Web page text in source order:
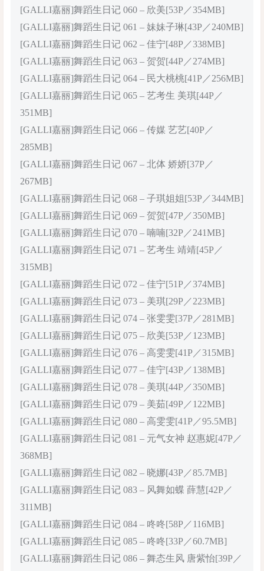
[GALLI嘉丽]舞蹈生日记 060 – 欣美[53P／354MB]
[GALLI嘉丽]舞蹈生日记 061 – 妹妹子琳[43P／240MB]
[GALLI嘉丽]舞蹈生日记 062 – 佳宁[48P／338MB]
[GALLI嘉丽]舞蹈生日记 063 – 贺贺[44P／274MB]
[GALLI嘉丽]舞蹈生日记 064 – 民大桃桃[41P／256MB]
[GALLI嘉丽]舞蹈生日记 065 – 艺考生 美琪[44P／
351MB]
[GALLI嘉丽]舞蹈生日记 066 – 传媒 艺艺[40P／
285MB]
[GALLI嘉丽]舞蹈生日记 067 – 北体 娇娇[37P／
267MB]
[GALLI嘉丽]舞蹈生日记 068 – 子琪姐姐[53P／344MB]
[GALLI嘉丽]舞蹈生日记 069 – 贺贺[47P／350MB]
[GALLI嘉丽]舞蹈生日记 070 – 喃喃[32P／241MB]
[GALLI嘉丽]舞蹈生日记 071 – 艺考生 靖靖[45P／
315MB]
[GALLI嘉丽]舞蹈生日记 072 – 佳宁[51P／374MB]
[GALLI嘉丽]舞蹈生日记 073 – 美琪[29P／223MB]
[GALLI嘉丽]舞蹈生日记 074 – 张雯雯[37P／281MB]
[GALLI嘉丽]舞蹈生日记 075 – 欣美[53P／123MB]
[GALLI嘉丽]舞蹈生日记 076 – 高雯雯[41P／315MB]
[GALLI嘉丽]舞蹈生日记 077 – 佳宁[43P／138MB]
[GALLI嘉丽]舞蹈生日记 078 – 美琪[44P／350MB]
[GALLI嘉丽]舞蹈生日记 079 – 美茹[49P／122MB]
[GALLI嘉丽]舞蹈生日记 080 – 高雯雯[41P／95.5MB]
[GALLI嘉丽]舞蹈生日记 081 – 元气女神 赵惠妮[47P／
368MB]
[GALLI嘉丽]舞蹈生日记 082 – 晓娜[43P／85.7MB]
[GALLI嘉丽]舞蹈生日记 083 – 风舞如蝶 薛慧[42P／
311MB]
[GALLI嘉丽]舞蹈生日记 084 – 咚咚[58P／116MB]
[GALLI嘉丽]舞蹈生日记 085 – 咚咚[33P／60.7MB]
[GALLI嘉丽]舞蹈生日记 086 – 舞态生风 唐紫怡[39P／